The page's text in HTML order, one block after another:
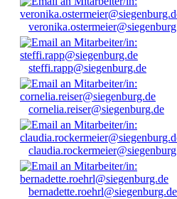
steffi.rapp@siegenburg.de
cornelia.reiser@siegenburg.de
bernadette.roehrl@siegenburg.de